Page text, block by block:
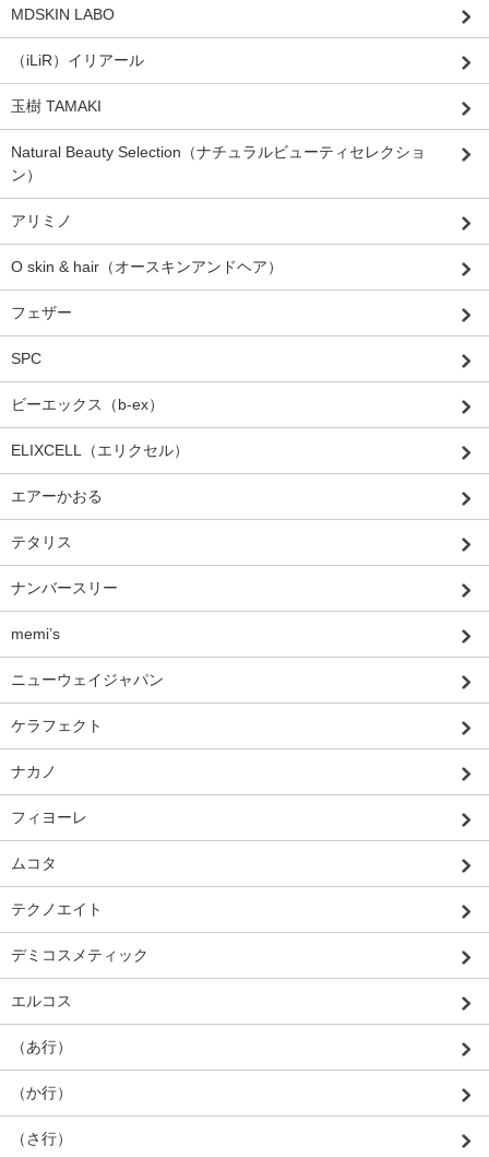
MDSKIN LABO
（iLiR）イリアール
玉樹 TAMAKI
Natural Beauty Selection（ナチュラルビューティセレクショ
ン）
アリミノ
O skin & hair（オースキンアンドヘア）
フェザー
SPC
ビーエックス（b-ex）
ELIXCELL（エリクセル）
エアーかおる
テタリス
ナンバースリー
memi’s
ニューウェイジャパン
ケラフェクト
ナカノ
フィヨーレ
ムコタ
テクノエイト
デミコスメティック
エルコス
（あ行）
（か行）
（さ行）